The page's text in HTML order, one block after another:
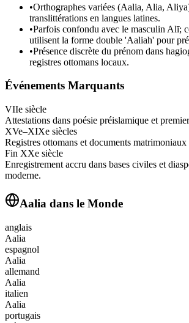
•Orthographes variées (Aalia, Alia,
translittérations en langues latines.
•Parfois confondu avec le masculin Alī;
utilisent la forme double 'Aaliah' pour
•Présence discrète du prénom dans
registres ottomans locaux.
Événements Marquants
VIIe siècle
Attestations dans poésie préislamique et
XVe–XIXe siècles
Registres ottomans et documents
Fin XXe siècle
Enregistrement accru dans bases civiles et
moderne.
Aalia dans le Monde
anglais
Aalia
espagnol
Aalia
allemand
Aalia
italien
Aalia
portugais